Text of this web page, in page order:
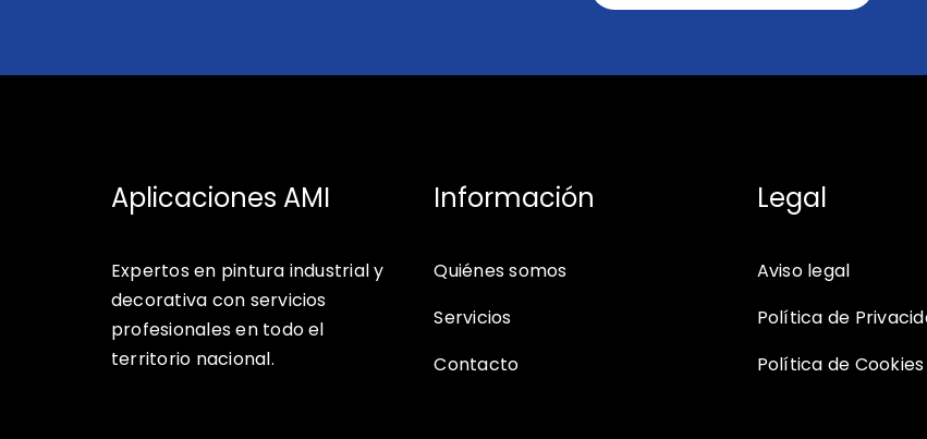
Aplicaciones AMI
Expertos en pintura industrial y
decorativa con servicios
profesionales en todo el
territorio nacional.
Información
Quiénes somos
Servicios
Contacto
Legal
Aviso legal
Política de
Política de Cookies